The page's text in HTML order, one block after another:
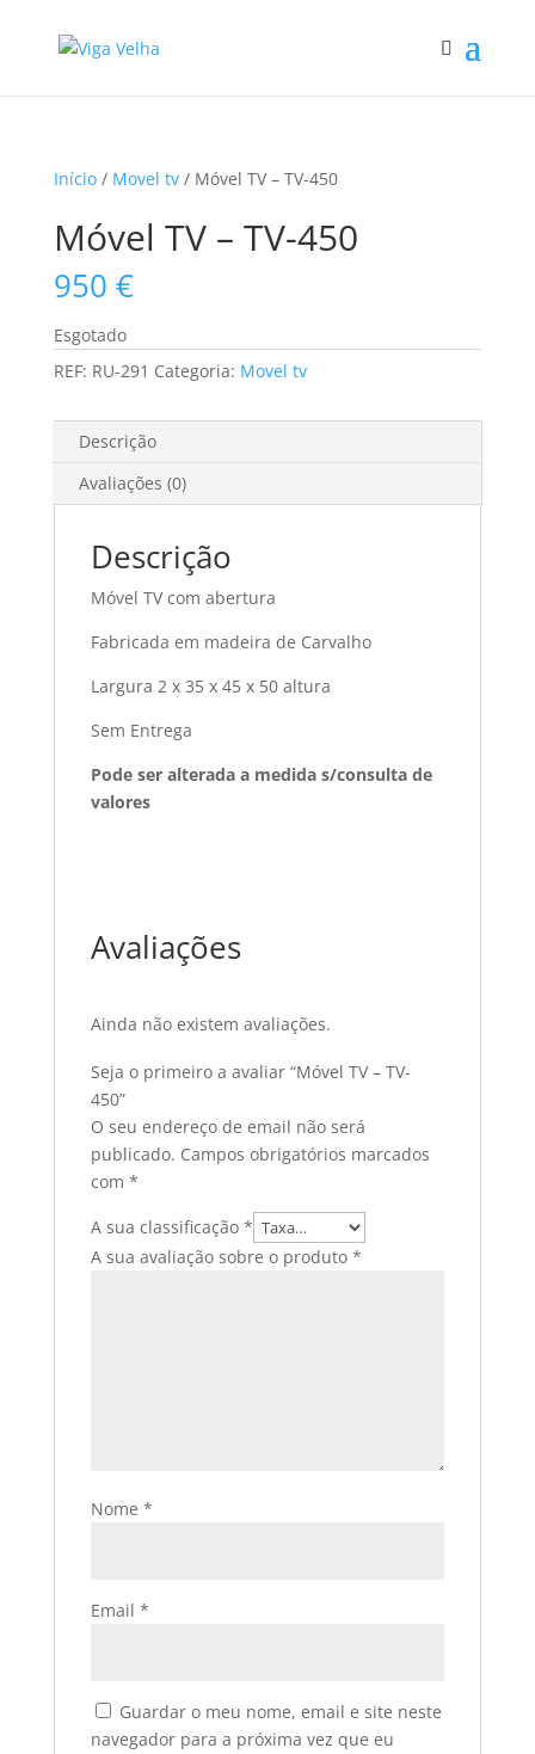
Início/ Movel tv/ Móvel TV – TV-450
Móvel TV – TV-450
950 €
Esgotado
REF: RU-291 Categoria: Movel tv
Descrição
Avaliações (0)
Descrição
Móvel TV com abertura
Fabricada em madeira de Carvalho
Largura 2 x 35 x 45 x 50 altura
Sem Entrega
Pode ser alterada a medida s/consulta de
valores
Avaliações
Ainda não existem avaliações.
Seja o primeiro a avaliar “Móvel TV – TV-
450”
O seu endereço de email não será
publicado. Campos obrigatórios marcados
com *
A sua classificação *
A sua avaliação sobre o produto *
Nome *
Email *
Guardar o meu nome, email e site neste
navegador para a próxima vez que eu